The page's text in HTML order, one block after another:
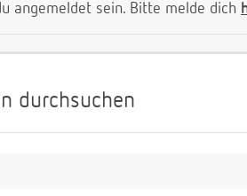
angemeldet sein. Bitte melde dich
durchsuchen